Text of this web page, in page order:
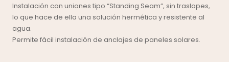
Instalación con uniones tipo “Standing Seam”, sin traslapes,
lo que hace de ella una solución hermética y resistente al
agua.
Permite fácil instalación de anclajes de paneles solares.